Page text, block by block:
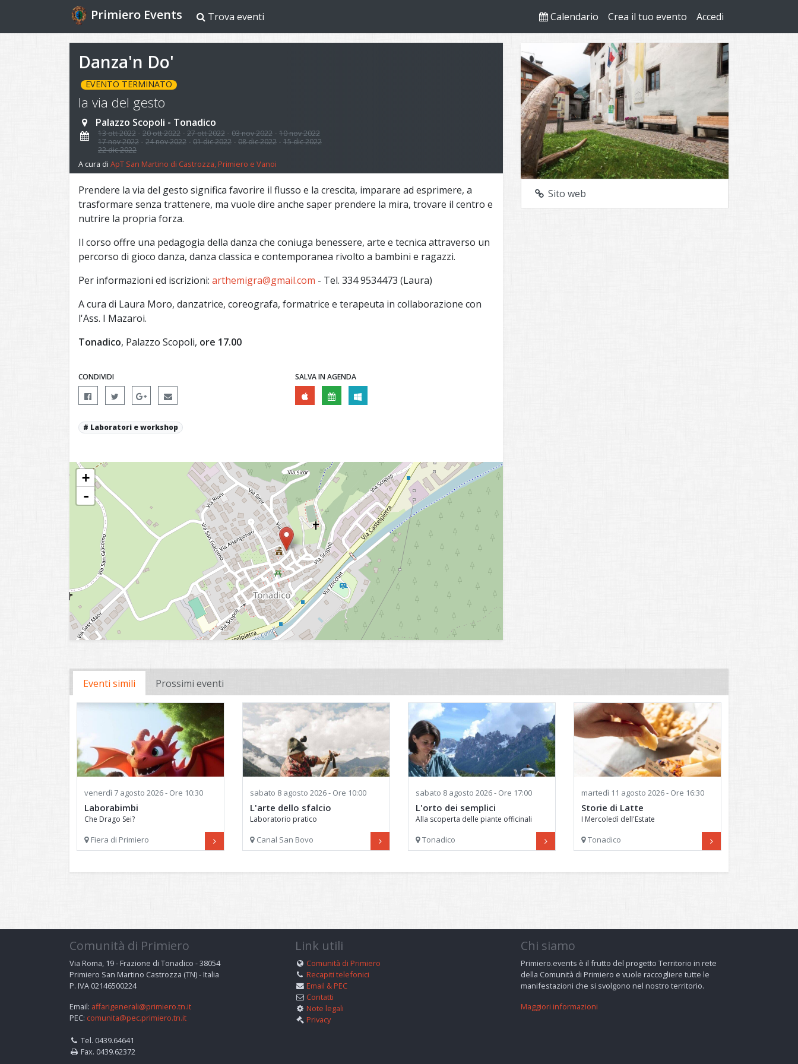
Primiero Events Trova eventi Calendario Crea il tuo evento Accedi
Danza'n Do'
EVENTO TERMINATO
la via del gesto
Palazzo Scopoli - Tonadico
13 ott 2022 20 ott 2022 27 ott 2022 03 nov 2022
10 nov 2022
17 nov 2022
24 nov 2022 01 dic 2022 08 dic 2022
15 dic 2022
22 dic 2022
A cura di ApT San Martino di Castrozza, Primiero e Vanoi
Prendere la via del gesto significa favorire il flusso e la crescita, imparare ad esprimere, a
trasformare senza trattenere, ma vuole dire anche saper prendere la mira, trovare il centro e
nutrire la propria forza.
Il corso offre una pedagogia della danza che coniuga benessere, arte e tecnica attraverso un
percorso di gioco danza, danza classica e contemporanea rivolto a bambini e ragazzi.
Per informazioni ed iscrizioni: arthemigra@gmail.com - Tel. 334 9534473 (Laura)
A cura di Laura Moro, danzatrice, coreografa, formatrice e terapeuta in collaborazione con
l'Ass. I Mazaroi.
Tonadico, Palazzo Scopoli, ore 17.00
CONDIVIDI SALVA IN AGENDA
Laboratori e workshop
+
-
Sito web
Eventi simili Prossimi eventi
venerdì 7 agosto 2026 - Ore 10:30
Laborabimbi
Che Drago Sei?
Fiera di Primiero
sabato 8 agosto 2026 - Ore 10:00
L'arte dello sfalcio
Laboratorio pratico
Canal San Bovo
sabato 8 agosto 2026 - Ore 17:00
L'orto dei semplici
Alla scoperta delle piante officinali
Tonadico
martedì 11 agosto 2026 - Ore 16:30
Storie di Latte
I Mercoledì dell'Estate
Tonadico
Comunità di Primiero
Via Roma, 19 - Frazione di Tonadico - 38054
Primiero San Martino Castrozza (TN) - Italia
P. IVA 02146500224
Email: affarigenerali@primiero.tn.it
PEC: comunita@pec.primiero.tn.it
Tel. 0439.64641
Fax. 0439.62372
Link utili
Comunità di Primiero
Recapiti telefonici
Email & PEC
Contatti
Note legali
Privacy
Chi siamo
Primiero.events è il frutto del progetto Territorio in rete
della Comunità di Primiero e vuole raccogliere tutte le
manifestazioni che si svolgono nel nostro territorio.
Maggiori informazioni